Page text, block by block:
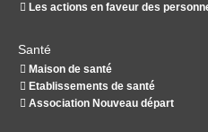
Les actions en faveur des
Santé
Maison de santé
Etablissements de santé
Association Nouveau départ